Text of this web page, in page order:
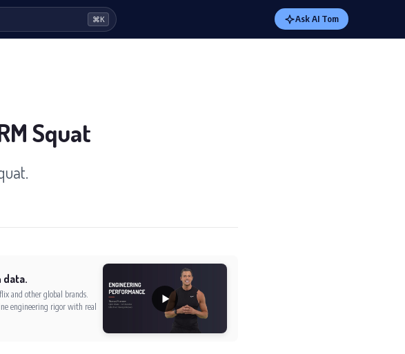
⌘K Ask AI Tom
Squat
data.
and other global brands.
engineering rigor with real